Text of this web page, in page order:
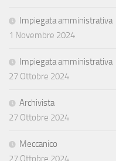
Impiegata amministrativa
1 Novembre 2024
Impiegata amministrativa
27 Ottobre 2024
Archivista
27 Ottobre 2024
Meccanico
27 Ottobre 2024